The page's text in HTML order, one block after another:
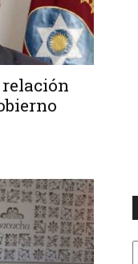
relación